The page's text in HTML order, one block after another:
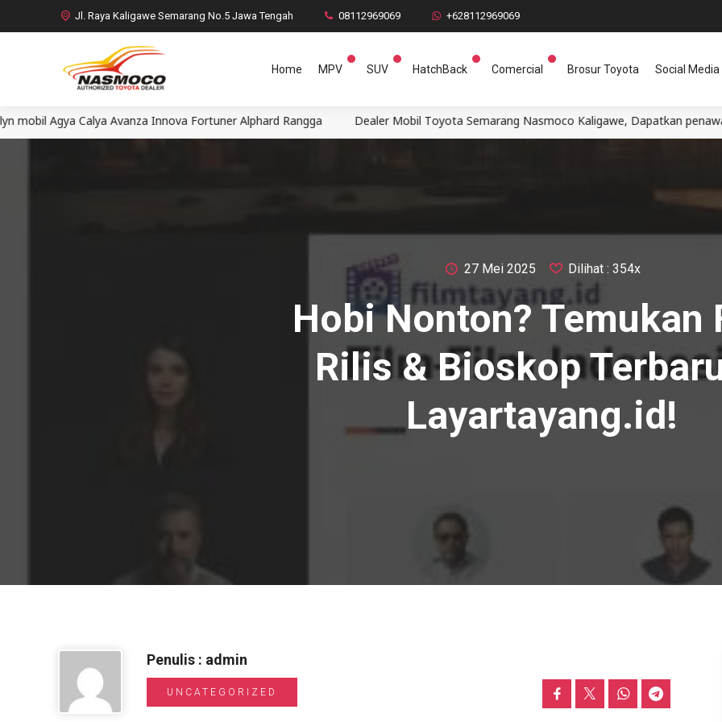
Jl. Raya Kaligawe Semarang No.5 Jawa Tengah 08112969069 +628112969069
Home MPV SUV HatchBack Comercial Brosur Toyota Social Media
Avanza Innova Fortuner Alphard Rangga Dealer Mobil Toyota Semarang Nasmoco Kaligawe, Dapatkan penawaran terbaik
27 Mei 2025 Dilihat : 354x
Hobi Nonton? Temukan
Rilis & Bioskop
Layartayang.id!
Penulis : admin
UNCATEGORIZED